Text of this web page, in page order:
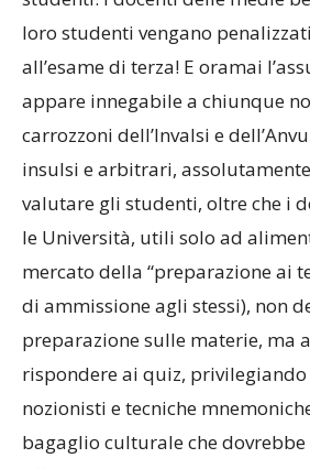
loro studenti vengano
all’esame di terza! E oramai
appare innegabile a chiunque
carrozzoni dell’Invalsi e
insulsi e arbitrari,
valutare gli studenti, oltre che i
le Università, utili solo ad
mercato della “preparazione ai
di ammissione agli stessi), non
preparazione sulle materie, ma
rispondere ai quiz,
nozionisti e tecniche
bagaglio culturale che dovrebbe